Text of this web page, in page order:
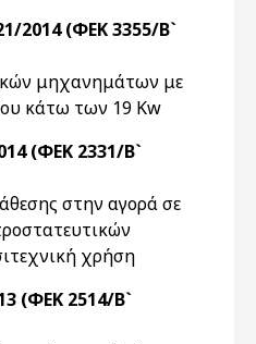
2014 (ΦΕΚ 3355/Β`
μηχανημάτων με
κάτω των 19 Kw
(ΦΕΚ 2331/Β`
στην αγορά σε
χρήση
(ΦΕΚ 2514/Β`